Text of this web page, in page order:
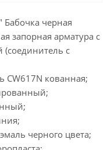
черная
запорная арматура с
с
CW617N кованная;
черного цвета;